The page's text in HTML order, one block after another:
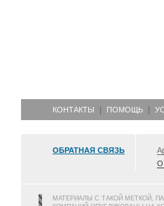
КОНТАКТЫ ПОМОЩЬ
ОБРАТНАЯ СВЯЗЬ
О
МАТЕРИАЛЫ С ТАКОЙ МЕТКОЙ,